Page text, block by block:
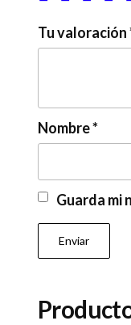
Tu valoración
Nombre*
Guarda mi